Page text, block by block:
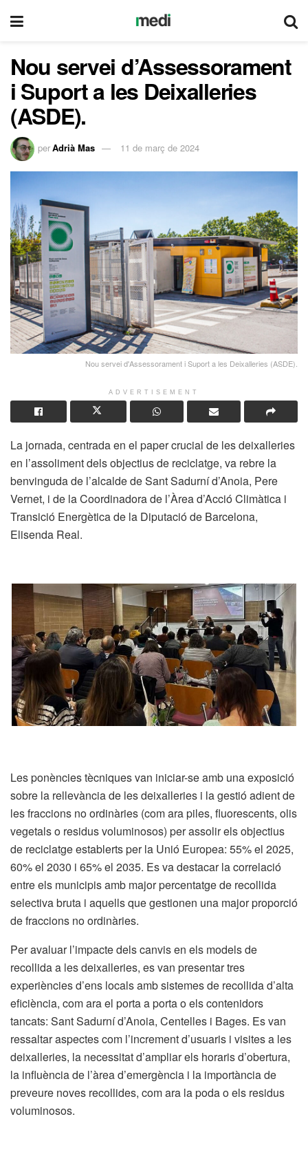
Nou servei d’Assessorament
i Suport a les Deixalleries
(ASDE).
perAdrià Mas 11 de març de 2024
Nou servei d'Assessorament i Suport a les Deixalleries (ASDE).
ADVERTISEMENT
La jornada, centrada en el paper crucial de les deixalleries
en l’assoliment dels objectius de reciclatge, va rebre la
benvinguda de l’alcalde de Sant Sadurní d’Anoia, Pere
Vernet, i de la Coordinadora de l’Àrea d’Acció Climàtica i
Transició Energètica de la Diputació de Barcelona,
Elisenda Real.
Les ponències tècniques van iniciar-se amb una exposició
sobre la rellevància de les deixalleries i la gestió adient de
les fraccions no ordinàries (com ara piles, fluorescents, olis
vegetals o residus voluminosos) per assolir els objectius
de reciclatge establerts per la Unió Europea: 55% el 2025,
60% el 2030 i 65% el 2035. Es va destacar la correlació
entre els municipis amb major percentatge de recollida
selectiva bruta i aquells que gestionen una major proporció
de fraccions no ordinàries.
Per avaluar l’impacte dels canvis en els models de
recollida a les deixalleries, es van presentar tres
experiències d’ens locals amb sistemes de recollida d’alta
eficiència, com ara el porta a porta o els contenidors
tancats: Sant Sadurní d’Anoia, Centelles i Bages. Es van
ressaltar aspectes com l’increment d’usuaris i visites a les
deixalleries, la necessitat d’ampliar els horaris d’obertura,
la influència de l’àrea d’emergència i la importància de
preveure noves recollides, com ara la poda o els residus
voluminosos.